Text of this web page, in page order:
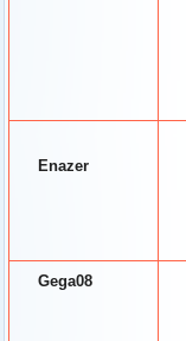
Enazer
Gega08